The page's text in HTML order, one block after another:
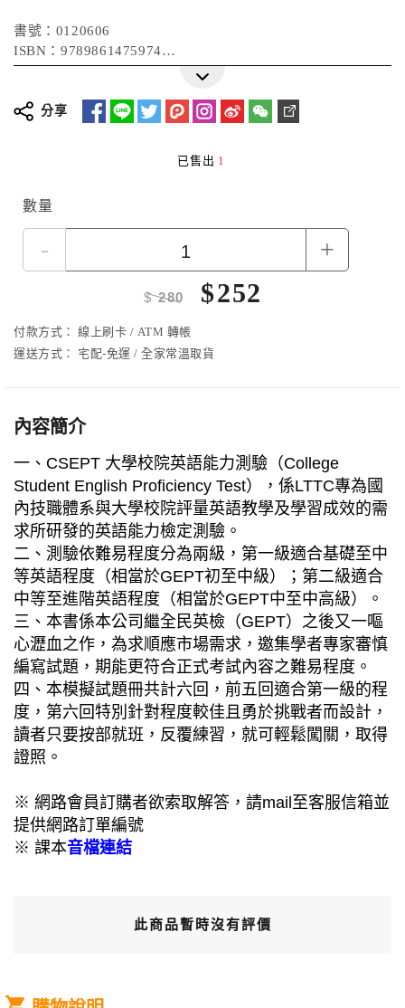
書號：0120606
ISBN：9789861475974
作者：文鶴編審委員會
分享
已售出 1
數量
- +
$280 $252
付款方式： 線上刷卡 / ATM 轉帳
運送方式：
宅配-免運 / 全家常溫取貨
內容簡介
一、CSEPT 大學校院英語能力測驗（College
Student English Proficiency Test），係LTTC專為國
內技職體系與大學校院評量英語教學及學習成效的需
求所研發的英語能力檢定測驗。
二、測驗依難易程度分為兩級，第一級適合基礎至中
等英語程度（相當於GEPT初至中級）；第二級適合
中等至進階英語程度（相當於GEPT中至中高級）。
三、本書係本公司繼全民英檢（GEPT）之後又一嘔
心瀝血之作，為求順應市場需求，邀集學者專家審慎
編寫試題，期能更符合正式考試內容之難易程度。
四、本模擬試題冊共計六回，前五回適合第一級的程
度，第六回特別針對程度較佳且勇於挑戰者而設計，
讀者只要按部就班，反覆練習，就可輕鬆闖關，取得
證照。
※ 網路會員訂購者欲索取解答，請mail至客服信箱並
提供網路訂單編號
※ 課本音檔連結
此商品暫時沒有評價